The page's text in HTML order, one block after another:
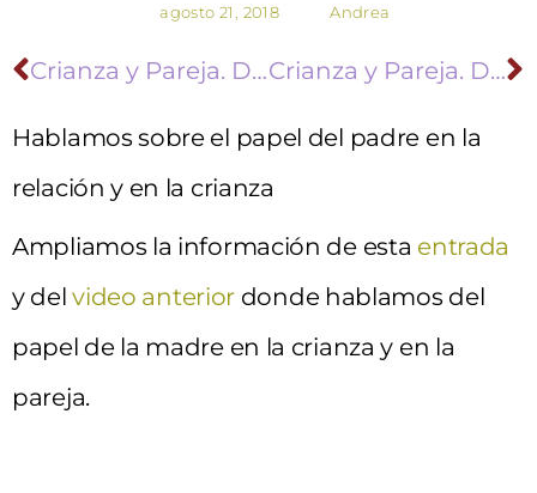
agosto 21, 2018 Andrea
Crianza y Pareja. Dinámicas de Dominación.1º Parte (Video) Crianza y Pareja. Dinámicas de Dominación. 3º Parte (video)
Hablamos sobre el papel del padre en la
relación y en la crianza
Ampliamos la información de esta entrada
y delvideo anterior donde hablamos del
papel de la madre en la crianza y en la
pareja.